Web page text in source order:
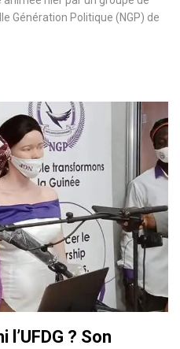
Génération Politique (NGP) de
? Son